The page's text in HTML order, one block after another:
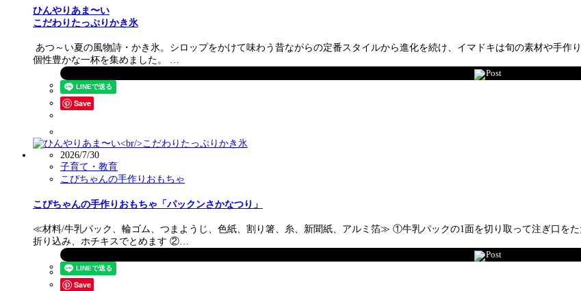
ひんやりあま〜い
こだわりたっぷりかき氷
あつ～い夏の風物詩・かき氷。シロップをかけて味わう昔ながらの定番スタイルから進化を続け、イマドキは旬の素材や手
個性豊かな一杯を集めました。 …
Post
Save
2026/7/30
子育て・教育
こぴちゃんの手作りおもちゃ
こぴちゃんの手作りおもちゃ「パックンさかなつり」
≪材料/牛乳パック、輪ゴム、つまようじ、色紙、割り箸、糸、新聞紙、アルミ箔≫ ①牛乳パックの1面を切り取って注ぎ口を
折り込み、ホチキスでとめます ②…
Post
Save